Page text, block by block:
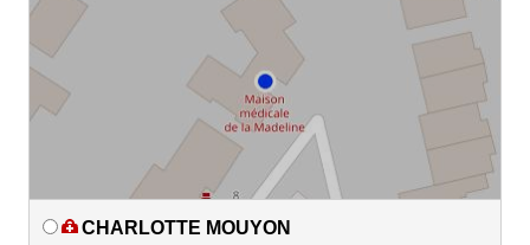
CHARLOTTE MOUYON